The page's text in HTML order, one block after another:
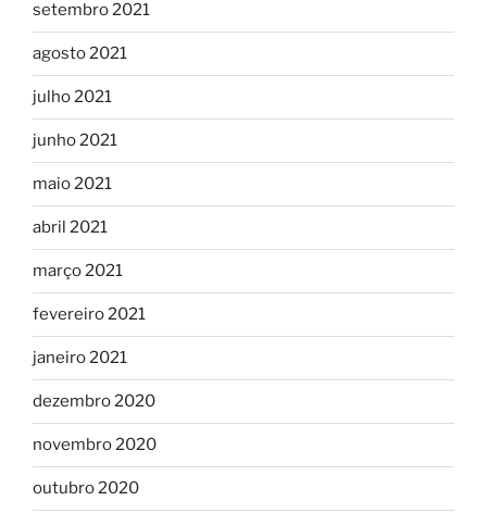
setembro 2021
agosto 2021
julho 2021
junho 2021
maio 2021
abril 2021
março 2021
fevereiro 2021
janeiro 2021
dezembro 2020
novembro 2020
outubro 2020